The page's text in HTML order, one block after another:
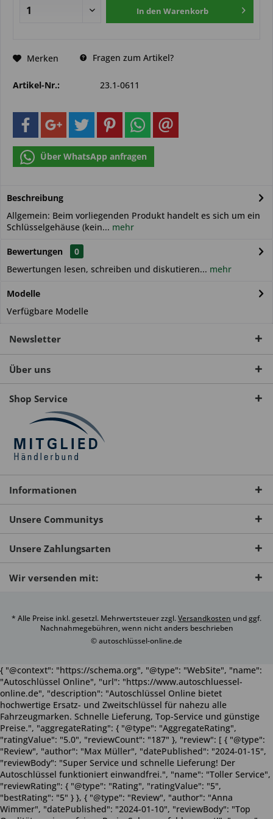
In den Warenkorb
Merken Fragen zum Artikel?
Artikel-Nr.: 23.1-0611
Über WhatsApp anfragen
Beschreibung
Allgemein: Beim vorliegenden Produkt handelt es sich um ein
Schlüsselgehäuse (kein... mehr
Bewertungen
0
Bewertungen lesen, schreiben und diskutieren... mehr
Modelle
Verfügbare Modelle
Newsletter
Über uns
Shop Service
Informationen
Unsere Communitys
Unsere Zahlungsarten
Wir versenden mit:
* Alle Preise inkl. gesetzl. Mehrwertsteuer zzgl.Versandkosten und ggf.
Nachnahmegebühren, wenn nicht anders beschrieben
© autoschlüssel-online.de
{ "@context": "https://schema.org", "@type": "WebSite", "name":
"Autoschlüssel Online", "url": "https://www.autoschluessel-
online.de", "description": "Autoschlüssel Online bietet
hochwertige Ersatz- und Zweitschlüssel für nahezu alle
Fahrzeugmarken. Schnelle Lieferung, Top-Service und günstige
Preise.", "aggregateRating": { "@type": "AggregateRating",
"ratingValue": "5.0", "reviewCount": "187" }, "review": [ { "@type":
"Review", "author": "Max Müller", "datePublished": "2024-01-15",
"reviewBody": "Super Service und schnelle Lieferung! Der
Autoschlüssel funktioniert einwandfrei.", "name": "Toller Service",
"reviewRating": { "@type": "Rating", "ratingValue": "5",
"bestRating": "5" } }, { "@type": "Review", "author": "Anna
Wimmer", "datePublished": "2024-01-10", "reviewBody": "Top